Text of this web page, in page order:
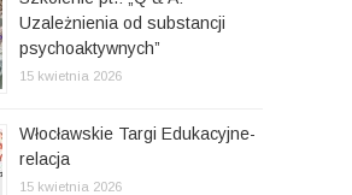
Uzależnienia od substancji
psychoaktywnych”
15 kwietnia 2026
Włocławskie Targi Edukacyjne-
relacja
15 kwietnia 2026